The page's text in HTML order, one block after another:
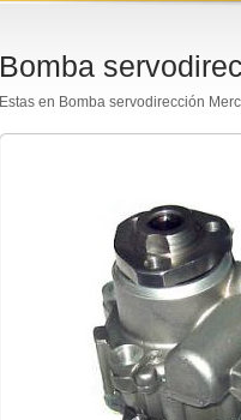
Bomba
Estas en Bomba servodirección